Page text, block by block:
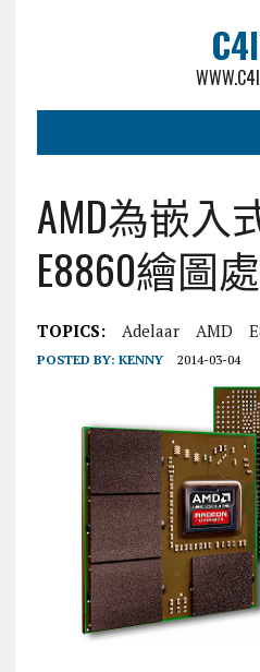
AMD為嵌入
E8860繪圖
TOPICS: Adelaar AMD
POSTED BY: KENNY 2014-03-04